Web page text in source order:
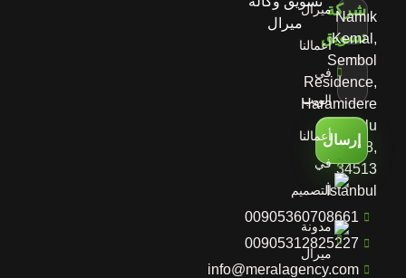
Namık
Kemal,
Sembol
Residence,
Haramidere
Yolu
D:No:28,
34513
İstanbul
00905360708661
00905312825227
info@meralagency.com
إرسال
ميرال
أعمالنا
في
الويب
أعمالنا
في
التصميم
مدونة
ميرال